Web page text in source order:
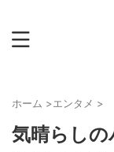
ホーム >エンタメ >
気晴らし